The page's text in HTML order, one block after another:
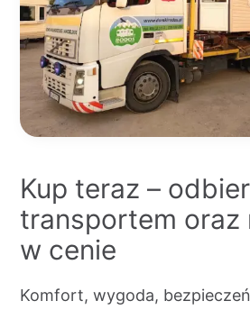
Kup teraz –
transportem oraz
w cenie
Komfort, wygoda,